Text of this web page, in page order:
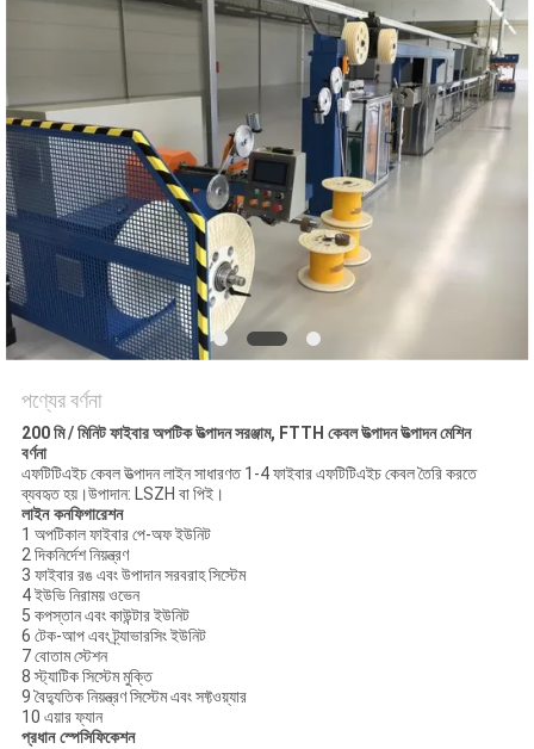
সাইট
ম্যাপ
গোপনীয়তা
নীতি
পণ্যের বর্ণনা
200 মি / মিনিট ফাইবার অপটিক উত্পাদন সরঞ্জাম, FTTH কেবল উত্পাদন উত্পাদন মেশিন
বর্ণনা
এফটিটিএইচ কেবল উত্পাদন লাইন সাধারণত 1-4 ফাইবার এফটিটিএইচ কেবল তৈরি করতে
ব্যবহৃত হয়।উপাদান: LSZH বা পিই।
লাইন কনফিগারেশন
1 অপটিকাল ফাইবার পে-অফ ইউনিট
2 দিকনির্দেশ নিয়ন্ত্রণ
3 ফাইবার রঙ এবং উপাদান সরবরাহ সিস্টেম
4 ইউভি নিরাময় ওভেন
5 কপস্তান এবং কাউন্টার ইউনিট
6 টেক-আপ এবং ট্র্যাভারসিং ইউনিট
7 বোতাম স্টেশন
8স্ট্যাটিক সিস্টেম মুক্তি
9 বৈদ্যুতিক নিয়ন্ত্রণ সিস্টেম এবং সফ্টওয়্যার
10 এয়ার ফ্যান
প্রধান স্পেসিফিকেশন